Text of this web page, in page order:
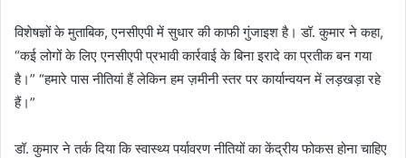
विशेषज्ञों के मुताबिक, एनसीएपी में सुधार की काफी गुंजाइश है। डॉ. कुमार ने कहा,
“कई लोगों के लिए एनसीएपी प्रभावी कार्रवाई के बिना इरादे का प्रतीक बन गया
है।” “हमारे पास नीतियां हैं लेकिन हम ज़मीनी स्तर पर कार्यान्वयन में लड़खड़ा रहे
हैं।”
डॉ. कुमार ने तर्क दिया कि स्वास्थ्य पर्यावरण नीतियों का केंद्रीय फोकस होना चाहिए